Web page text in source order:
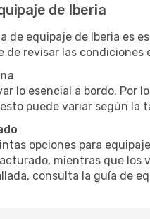
de Iberia
de equipaje de Iberia es
de revisar las
lo esencial a bordo. Por
puede variar según la
opciones para
mientras que los
consulta la guía de